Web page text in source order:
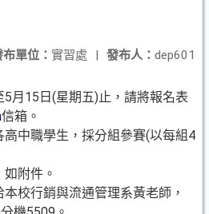
發布人： dep601
布單位： 實習處 |
月15日(星期五)止，請將報名表
信箱。
中職學生，採分組參賽(以每組4
附件。
校行銷與流通管理系黃老師，